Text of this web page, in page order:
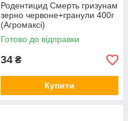
Родентицид Смерть гризунам
зерно червоне+гранули 400г
(Агромаксі)
Готово до відправки
34 ₴
Купити